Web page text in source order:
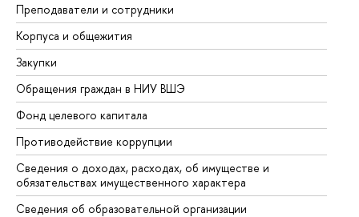
Преподаватели и сотрудники
Корпуса и общежития
Закупки
Обращения граждан в НИУ ВШЭ
Фонд целевого капитала
Противодействие коррупции
Сведения о доходах, расходах, об имуществе и
обязательствах имущественного характера
Сведения об образовательной организации